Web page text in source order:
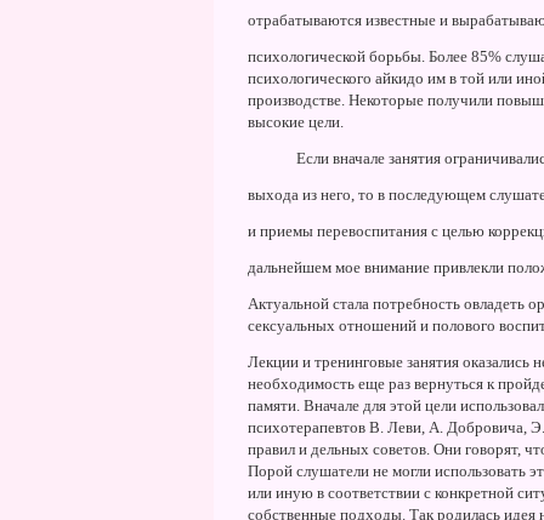
отрабатываются известные и
психологической борьбы. Более 85%
психологического айкидо им в той или
производстве. Hекоторые получили
высокие цели.
Если вначале занятия
выхода из него, то в последующем
и приемы перевоспитания с целью
дальнейшем мое внимание привлекли
Актуальной стала потребность овладеть
сексуальных отношений и полового
Лекции и тренинговые занятия
необходимость еще раз вернуться к
памяти. Вначале для этой цели
психотерапевтов В. Леви, А. Добровича,
правил и дельных советов. Они говорят,
Порой слушатели не могли использовать
или иную в соответствии с конкретной
собственные подходы. Так родилась идея